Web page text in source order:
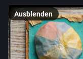
Ausblenden